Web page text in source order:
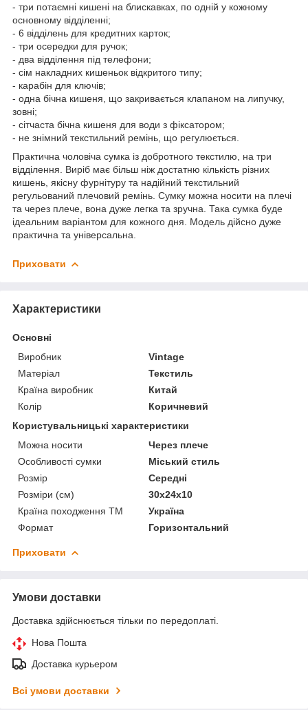
- три потаємні кишені на блискавках, по одній у кожному
основному відділенні;
- 6 відділень для кредитних карток;
- три осередки для ручок;
- два відділення під телефони;
- сім накладних кишеньок відкритого типу;
- карабін для ключів;
- одна бічна кишеня, що закривається клапаном на липучку,
зовні;
- сітчаста бічна кишеня для води з фіксатором;
- не знімний текстильний ремінь, що регулюється.
Практична чоловіча сумка із добротного текстилю, на три
відділення. Виріб має більш ніж достатню кількість різних
кишень, якісну фурнітуру та надійний текстильний
регульований плечовий ремінь. Сумку можна носити на плечі
та через плече, вона дуже легка та зручна. Така сумка буде
ідеальним варіантом для кожного дня. Модель дійсно дуже
практична та універсальна.
Приховати
Характеристики
Основні
Виробник
Vintage
Матеріал
Текстиль
Країна виробник
Китай
Колір
Коричневий
Користувальницькі характеристики
Можна носити
Через плече
Особливості сумки
Міський стиль
Розмір
Середні
Розміри (см)
30х24х10
Країна походження ТМ
Україна
Формат
Горизонтальний
Приховати
Умови доставки
Доставка здійснюється тільки по передоплаті.
Нова Пошта
Доставка курьером
Всі умови доставки